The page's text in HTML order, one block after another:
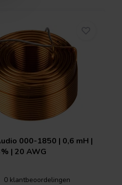
000-1850 | 0,6 mH |
| 20 AWG
0 klantbeoordelingen